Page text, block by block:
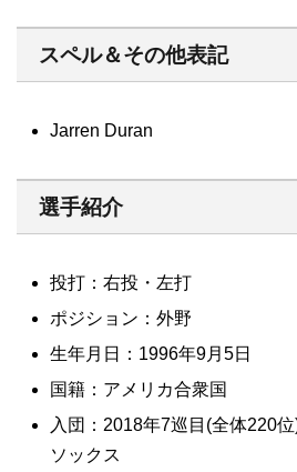
スペル＆その他表記
Jarren Duran
選手紹介
投打：右投・左打
ポジション：外野
生年月日：1996年9月5日
国籍：アメリカ合衆国
入団：2018年7巡目(全体220
ソックス